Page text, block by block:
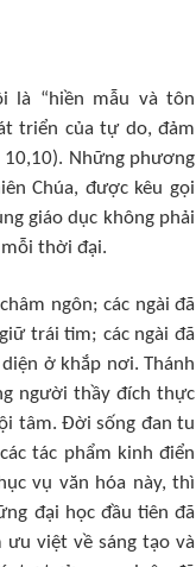
là “hiền mẫu và tôn
triển của tự do, đảm
10,10). Những phương
Chúa, được kêu gọi
giáo dục không phải
mỗi thời đại.
ngôn; các ngài đã
trái tim; các ngài đã
ở khắp nơi. Thánh
người thầy đích thực
tâm. Đời sống đan tu
tác phẩm kinh điển
vụ văn hóa này, thì
đại học đầu tiên đã
việt về sáng tạo và